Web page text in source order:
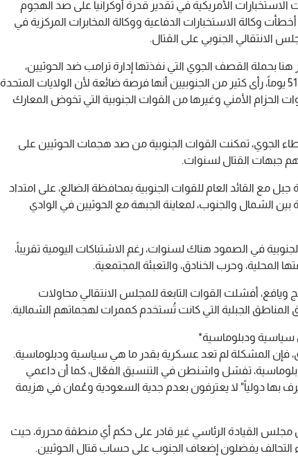
الأمريكية في تقدير قدرة أوكرانيا على صد الهجوم
وكالة الاستخبارات الدفاعية ووكالة المخابرات المركزية في
الانتقالي الجنوبي على القتال.
هنا بحملة القصف الجوي التي نفذتها إدارة ترامب ضد الحوثيين،
والتي استمرت 51 يوماً، رأى كثير من الجنوبيين أنها فرصة ضائعة لأن الولايات المتحدة
الحزام الأمني وغيرها من القوات الجنوبية التي تخوض المعارك
الجوي، تمكنت القوات الجنوبية من صد هجمات الحوثيين على
جبهات القتال لسنوات.
مع القائد العام للقوات الجنوبية بمحافظة الضالع، على امتداد
بين الشمال والجنوب، لمعاينة الجبهة مع الحوثيين في الوادي
في الصمود هناك لسنوات، رغم الاشتباكات اليومية تقريباً،
المحلية، وحرب الخنادق، والتعبئة المجتمعية.
أفشلت القوات التابعة للمجلس الانتقالي محاولات
المناطق الجبلية التي كانت تُستخدم كممرات لهجماتهم الشمالية.
سياسية ودبلوماسية*
فإن المشكلة لم تعد عسكرية بقدر ما هي سياسية ودبلوماسية.
تفشل واشنطن في التنسيق الفعّال، كما أن داعمي
بها دولياً" لا يعترفون بعدم جدية السعودية وعُمان في هزيمة
مجلس القيادة الرئاسي غير قادر على حكم أي منطقة محررة، حيث
يفضلون إضعاف الجنوب على حساب قتال الحوثيين.